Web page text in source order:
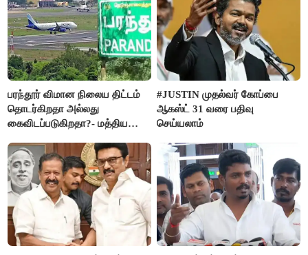
பரந்தூர் விமான நிலைய திட்டம்
தொடர்கிறதா அல்லது
கைவிடப்படுகிறதா?- மத்திய
#JUSTIN முதல்வர் கோப்பை
ஆகஸ்ட் 31 வரை பதிவு
செய்யலாம்